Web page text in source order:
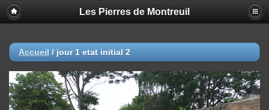
Les Pierres de Montreuil
Accueil / jour 1 etat initial 2